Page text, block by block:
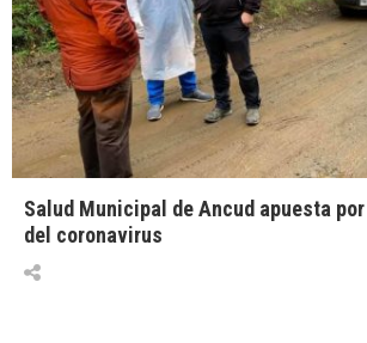
Salud Municipal de Ancud apuesta
del coronavirus